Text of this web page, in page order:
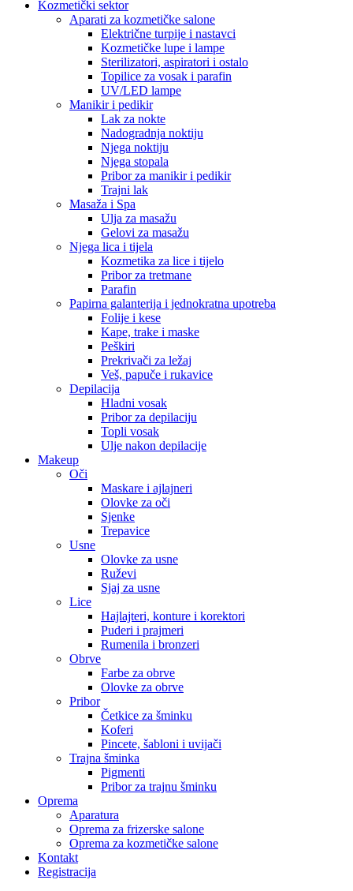
Kozmetički sektor
Aparati za kozmetičke salone
Električne turpije i nastavci
Kozmetičke lupe i lampe
Sterilizatori, aspiratori i ostalo
Topilice za vosak i parafin
UV/LED lampe
Manikir i pedikir
Lak za nokte
Nadogradnja noktiju
Njega noktiju
Njega stopala
Pribor za manikir i pedikir
Trajni lak
Masaža i Spa
Ulja za masažu
Gelovi za masažu
Njega lica i tijela
Kozmetika za lice i tijelo
Pribor za tretmane
Parafin
Papirna galanterija i jednokratna upotreba
Folije i kese
Kape, trake i maske
Peškiri
Prekrivači za ležaj
Veš, papuče i rukavice
Depilacija
Hladni vosak
Pribor za depilaciju
Topli vosak
Ulje nakon depilacije
Makeup
Oči
Maskare i ajlajneri
Olovke za oči
Sjenke
Trepavice
Usne
Olovke za usne
Ruževi
Sjaj za usne
Lice
Hajlajteri, konture i korektori
Puderi i prajmeri
Rumenila i bronzeri
Obrve
Farbe za obrve
Olovke za obrve
Pribor
Četkice za šminku
Koferi
Pincete, šabloni i uvijači
Trajna šminka
Pigmenti
Pribor za trajnu šminku
Oprema
Aparatura
Oprema za frizerske salone
Oprema za kozmetičke salone
Kontakt
Registracija